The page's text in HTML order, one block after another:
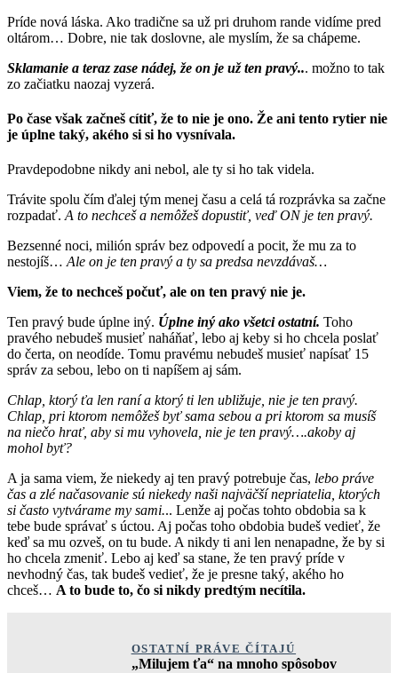
Príde nová láska. Ako tradične sa už pri druhom rande vidíme pred
oltárom… Dobre, nie tak doslovne, ale myslím, že sa chápeme.
Sklamanie a teraz zase nádej, že on je už ten pravý... možno to tak
zo začiatku naozaj vyzerá.
Po čase však začneš cítiť, že to nie je ono. Že ani tento rytier nie
je úplne taký, akého si si ho vysnívala.
Pravdepodobne nikdy ani nebol, ale ty si ho tak videla.
Trávite spolu čím ďalej tým menej času a celá tá rozprávka sa začne
rozpadať.A to nechceš a nemôžeš dopustiť, veď ON je ten pravý.
Bezsenné noci, milión správ bez odpovedí a pocit, že mu za to
nestojíš…Ale on je ten pravý a ty sa predsa nevzdávaš…
Viem, že to nechceš počuť, ale on ten pravý nie je.
Ten pravý bude úplne iný. Úplne iný ako všetci ostatní. Toho
pravého nebudeš musieť naháňať, lebo aj keby si ho chcela poslať
do čerta, on neodíde. Tomu pravému nebudeš musieť napísať 15
správ za sebou, lebo on ti napíšem aj sám.
Chlap, ktorý ťa len raní a ktorý ti len ubližuje, nie je ten pravý.
Chlap, pri ktorom nemôžeš byť sama sebou a pri ktorom sa musíš
na niečo hrať, aby si mu vyhovela, nie je ten pravý….akoby aj
mohol byť?
A ja sama viem, že niekedy aj ten pravý potrebuje čas, lebo práve
čas a zlé načasovanie sú niekedy naši najväčší nepriatelia, ktorých
si často vytvárame my sami... Lenže aj počas tohto obdobia sa k
tebe bude správať s úctou. Aj počas toho obdobia budeš vedieť, že
keď sa mu ozveš, on tu bude. A nikdy ti ani len nenapadne, že by si
ho chcela zmeniť. Lebo aj keď sa stane, že ten pravý príde v
nevhodný čas, tak budeš vedieť, že je presne taký, akého ho
chceš… A to bude to, čo si nikdy predtým necítila.
OSTATNÍ PRÁVE ČÍTAJÚ
„Milujem ťa“ na mnoho spôsobov